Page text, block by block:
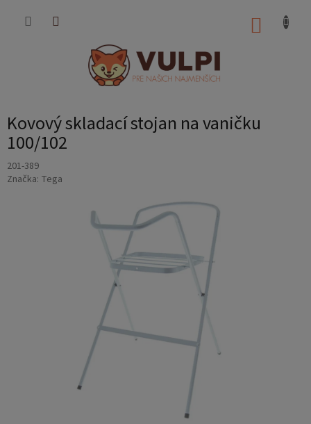
Kovový skladací stojan na vaničku
100/102
201-389
Značka: Tega